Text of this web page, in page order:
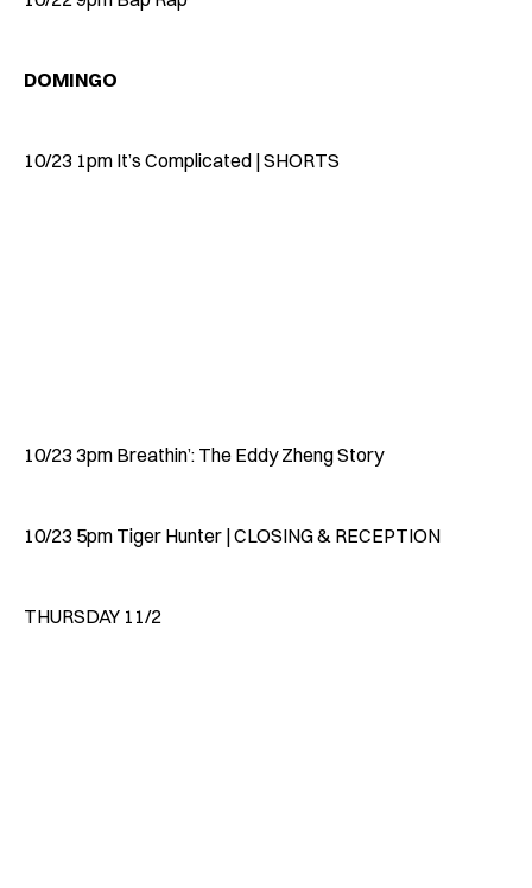
DOMINGO
10/23 1pm It’s Complicated | SHORTS
10/23 3pm Breathin’: The Eddy Zheng Story
10/23 5pm Tiger Hunter | CLOSING & RECEPTION
THURSDAY 11/2